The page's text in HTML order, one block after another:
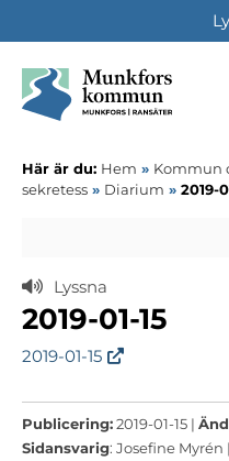
Här är du: Hem » Kommun
sekretess » Diarium » 2019-
Lyssna
2019-01-15
2019-01-15
Publicering:2019-01-15 |
Sidansvarig: Josefine Myrén |